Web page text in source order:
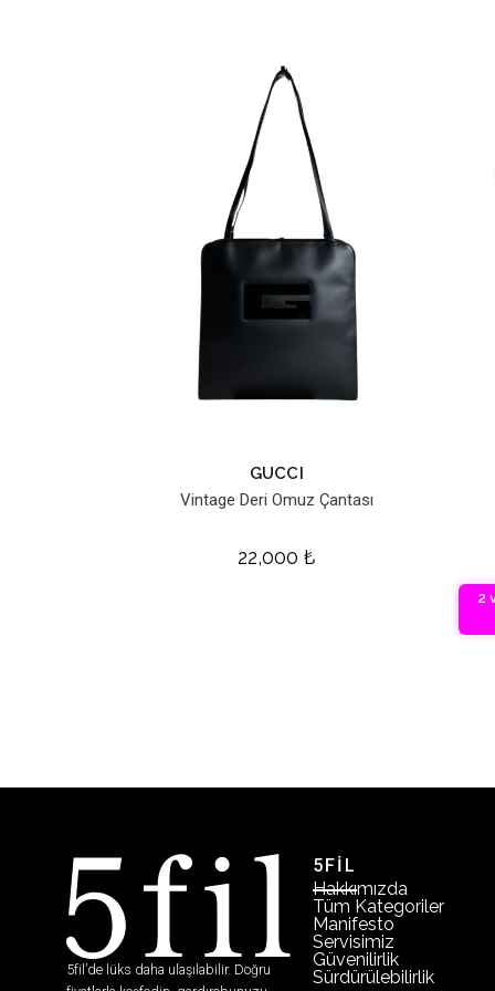
GUCCI
Vintage Deri Omuz Çantası
22,000 ₺
2
5fil’de lüks daha ulaşılabilir. Doğru
5FİL
Hakkımızda
Tüm Kategoriler
Manifesto
Servisimiz
Güvenilirlik
Sürdürülebilirlik